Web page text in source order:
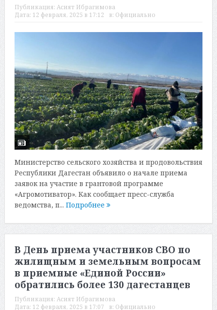
Публикация: Асият Ибрагимова
Дата: 12 февраля, 2025 в 17:12 в: Официально
Министерство сельского хозяйства и продовольствия
Республики Дагестан объявило о начале приема
заявок на участие в грантовой программе
«Агромотиватор». Как сообщает пресс-служба
ведомства, п... Подробнее
В День приема участников СВО по
жилищным и земельным вопросам
в приемные «Единой России»
обратились более 130 дагестанцев
Публикация: Асият Ибрагимова
Дата: 12 февраля, 2025 в 17:07 в: Официально